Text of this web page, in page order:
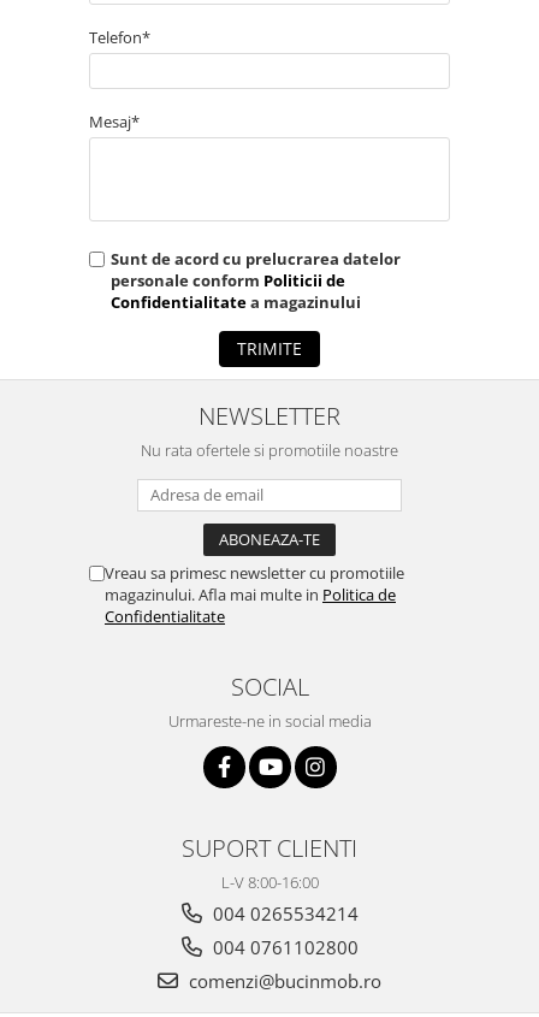
Telefon*
Mesaj*
Sunt de acord cu prelucrarea datelor
personale conform Politicii de
Confidentialitatea magazinului
TRIMITE
NEWSLETTER
Nu rata ofertele si promotiile noastre
Vreau sa primesc newsletter cu promotiile
magazinului. Afla mai multe in Politica de
Confidentialitate
SOCIAL
Urmareste-ne in social media
SUPORT CLIENTI
L-V 8:00-16:00
004 0265534214
004 0761102800
comenzi@bucinmob.ro